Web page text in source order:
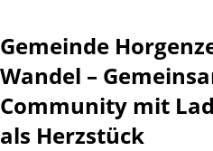
Gemeinde
Wandel –
Community mit
als Herzstück